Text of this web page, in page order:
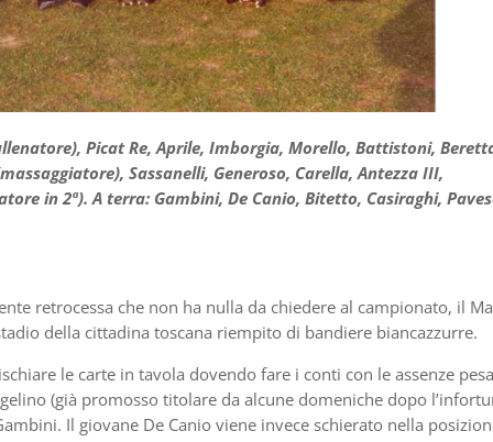
Picat Re, Aprile, Imborgia, Morello, Battistoni,
Sassanelli, Generoso, Carella, Antezza III,
in 2ª). A terra: Gambini, De Canio, Bitetto, Casiraghi,
retrocessa che non ha nulla da chiedere al campionato, il
della cittadina toscana riempito di bandiere biancazzurre.
le carte in tavola dovendo fare i conti con le assenze
(già promosso titolare da alcune domeniche dopo
Il giovane De Canio viene invece schierato nella